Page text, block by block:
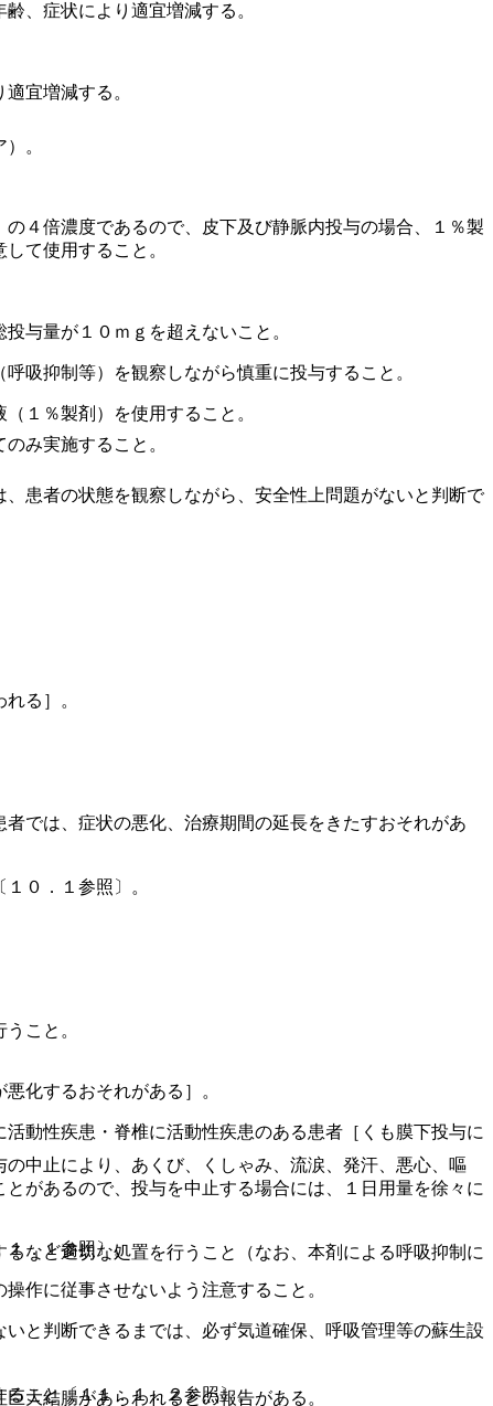
。
み実施すること。
る］。
では、症状の悪化、治療期間の延長をきたすおそれがあ
０．１参照〕。
化するおそれがある］。
動性疾患・脊椎に活動性疾患のある患者［くも膜下投与に
．１参照〕。
作に従事させないよう注意すること。
と判断できるまでは、必ず気道確保、呼吸管理等の蘇生設
こと〔１１．１．２参照〕。
、症状により適宜増減する。
宜増減する。
４倍濃度であるので、皮下及び静脈内投与の場合、１％製
て使用すること。
与量が１０ｍｇを超えないこと。
吸抑制等）を観察しながら慎重に投与すること。
１％製剤）を使用すること。
患者の状態を観察しながら、安全性上問題がないと判断で
こと。
中止により、あくび、くしゃみ、流涙、発汗、悪心、嘔
があるので、投与を中止する場合には、１日用量を徐々に
など適切な処置を行うこと（なお、本剤による呼吸抑制に
大結腸があらわれるとの報告がある。